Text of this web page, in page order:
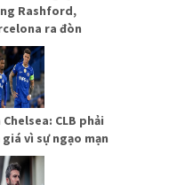
Rashford,
ra đòn
Chelsea: CLB phải
vì sự ngạo mạn